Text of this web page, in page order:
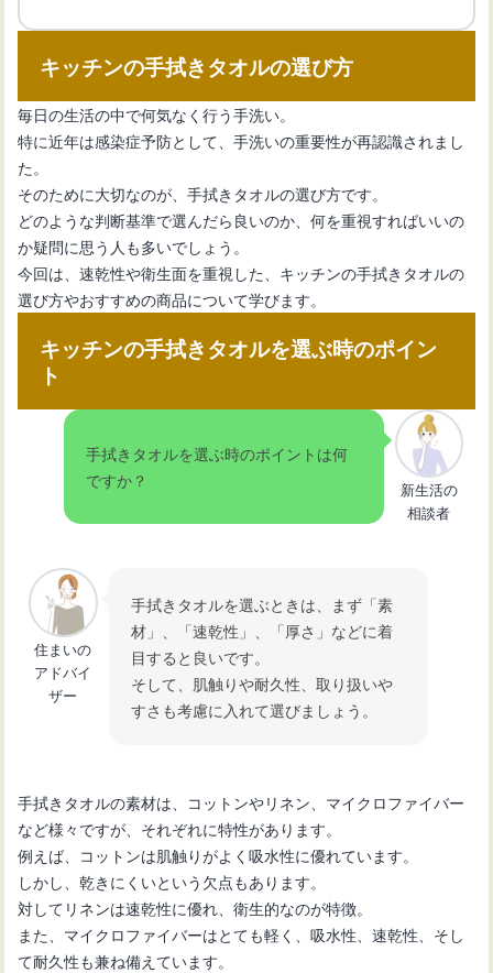
キッチン収納を効率化！マグネットフ
を設置する新生活のススメ
キッチンスペースを効果的に活用！マ
グネットが使える壁材
スタイリッシュで実用的なキッチンマ
グネット収納術の魅力
キッチンのレンジ台選び！カウンター
兼用で効率的に活用
キッチンスペースを有効活用！収納力
キッチンの手拭きタオルの選び方
毎日の生活の中で何気なく行う手洗い。
特に近年は感染症予防として、手洗いの重要性が再認識されまし
た。
そのために大切なのが、手拭きタオルの選び方です。
どのような判断基準で選んだら良いのか、何を重視すればいいの
か疑問に思う人も多いでしょう。
今回は、速乾性や衛生面を重視した、キッチンの手拭きタオルの
選び方やおすすめの商品について学びます。
キッチンの手拭きタオルを選ぶ時のポイン
ト
手拭きタオルを選ぶ時のポイントは何
ですか？
新生活の
相談者
住まいの
アドバイ
ザー
手拭きタオルを選ぶときは、まず「素
材」、「速乾性」、「厚さ」などに着
目すると良いです。
そして、肌触りや耐久性、取り扱いや
すさも考慮に入れて選びましょう。
手拭きタオルの素材は、コットンやリネン、マイクロファイバー
など様々ですが、それぞれに特性があります。
例えば、コットンは肌触りがよく吸水性に優れています。
しかし、乾きにくいという欠点もあります。
対してリネンは速乾性に優れ、衛生的なのが特徴。
また、マイクロファイバーはとても軽く、吸水性、速乾性、そし
て耐久性も兼ね備えています。